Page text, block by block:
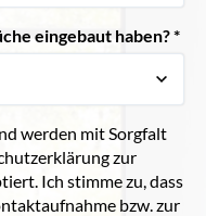
eingebaut haben? *
werden mit Sorgfalt
zur
Ich stimme zu, dass
bzw. zur